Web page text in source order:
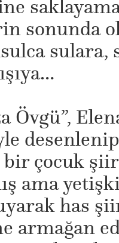
sonunda
Övgü”,
bir çocuk
ama
has
armağan